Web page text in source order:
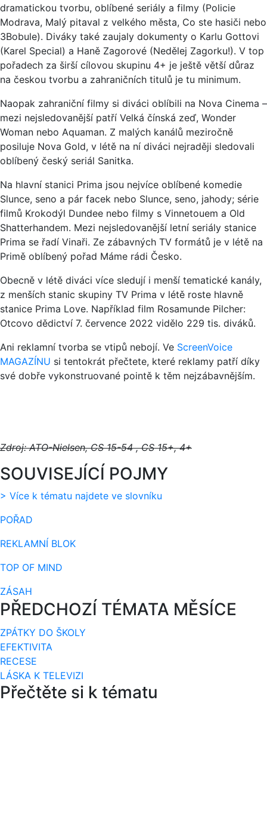
dramatickou tvorbu, oblíbené seriály a filmy (Policie
Modrava, Malý pitaval z velkého města, Co ste hasiči nebo
3Bobule). Diváky také zaujaly dokumenty o Karlu Gottovi
(Karel Special) a Haně Zagorové (Nedělej Zagorku!). V top
pořadech za širší cílovou skupinu 4+ je ještě větší důraz
na českou tvorbu a zahraničních titulů je tu minimum.
Naopak zahraniční filmy si diváci oblíbili na Nova Cinema –
mezi nejsledovanější patří Velká čínská zeď, Wonder
Woman nebo Aquaman. Z malých kanálů meziročně
posiluje Nova Gold, v létě na ní diváci nejraději sledovali
oblíbený český seriál Sanitka.
Na hlavní stanici Prima jsou nejvíce oblíbené komedie
Slunce, seno a pár facek nebo Slunce, seno, jahody; série
filmů Krokodýl Dundee nebo filmy s Vinnetouem a Old
Shatterhandem. Mezi nejsledovanější letní seriály stanice
Prima se řadí Vinaři. Ze zábavných TV formátů je v létě na
Primě oblíbený pořad Máme rádi Česko.
Obecně v létě diváci více sledují i menší tematické kanály,
z menších stanic skupiny TV Prima v létě roste hlavně
stanice Prima Love. Například film Rosamunde Pilcher:
Otcovo dědictví 7. července 2022 vidělo 229 tis. diváků.
Ani reklamní tvorba se vtipů nebojí. Ve ScreenVoice
MAGAZÍNU si tentokrát přečtete, které reklamy patří díky
své dobře vykonstruované pointě k těm nejzábavnějším.
Zdroj: ATO-Nielsen,CS 15-54 , CS 15+, 4+
SOUVISEJÍCÍ POJMY
> Více k tématu najdete ve slovníku
POŘAD
REKLAMNÍ BLOK
TOP OF MIND
ZÁSAH
PŘEDCHOZÍ TÉMATA MĚSÍCE
ZPÁTKY DO ŠKOLY
EFEKTIVITA
RECESE
LÁSKA K TELEVIZI
Přečtěte si k tématu